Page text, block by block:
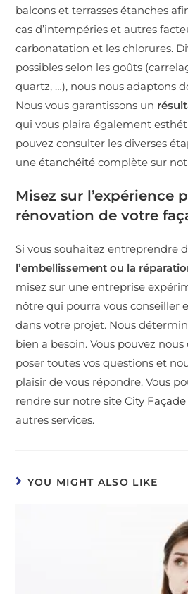
balcons et terrasses étanches
cas d’intempéries et autres
carbonatation et les chlorures.
possibles selon les goûts
quartz, …), nous nous adaptons
Nous vous garantissons un
qui vous plaira également
pouvez consulter les diverses
uneétanchéité complète sur
Misez sur l’expérience
rénovation de votre
Si vous souhaitez entreprendre
l’embellissement ou la
misez sur une entreprise
nôtre qui pourra vous conseiller
dans votre projet. Nous
bien a besoin. Vous pouvez nous
poser toutes vos questions et
plaisir de vous répondre. Vous
rendre sur notre siteCity Façade
autres services.
YOU MIGHT ALSO LIKE